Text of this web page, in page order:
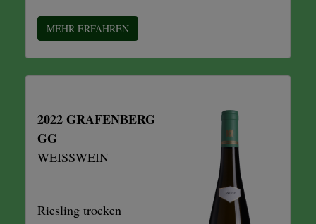
MEHR ERFAHREN
2022 GRAFENBERG
GG
WEISSWEIN
Riesling trocken